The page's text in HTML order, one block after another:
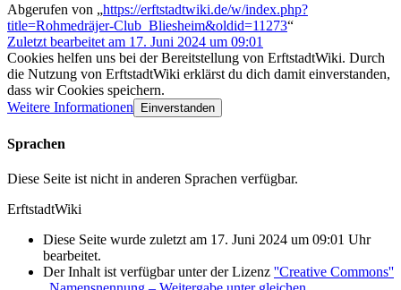
Abgerufen von „https://erftstadtwiki.de/w/index.php?
title=Rohmedräjer-Club_Bliesheim&oldid=11273“
Zuletzt bearbeitet am 17. Juni 2024 um 09:01
Cookies helfen uns bei der Bereitstellung von ErftstadtWiki. Durch
die Nutzung von ErftstadtWiki erklärst du dich damit einverstanden,
dass wir Cookies speichern.
Weitere Informationen
Einverstanden
Sprachen
Diese Seite ist nicht in anderen Sprachen verfügbar.
ErftstadtWiki
Diese Seite wurde zuletzt am 17. Juni 2024 um 09:01 Uhr
bearbeitet.
Der Inhalt ist verfügbar unter der Lizenz ''Creative Commons''